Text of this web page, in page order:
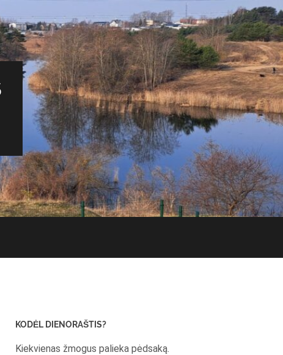
KODĖL DIENORAŠTIS?
Kiekvienas žmogus palieka pėdsaką.